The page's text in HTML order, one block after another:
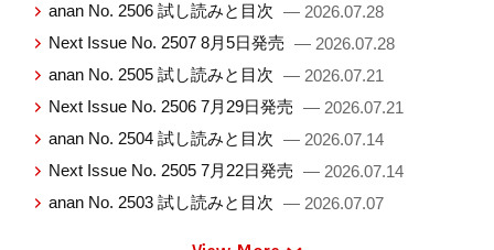
anan No. 2506 試し読みと目次 — 2026.07.28
Next Issue No. 2507 8月5日発売 — 2026.07.28
anan No. 2505 試し読みと目次 — 2026.07.21
Next Issue No. 2506 7月29日発売 — 2026.07.21
anan No. 2504 試し読みと目次 — 2026.07.14
Next Issue No. 2505 7月22日発売 — 2026.07.14
anan No. 2503 試し読みと目次 — 2026.07.07